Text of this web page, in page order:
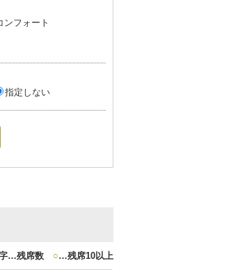
ンフォート
指定しない
…残席数 ○…残席10以上